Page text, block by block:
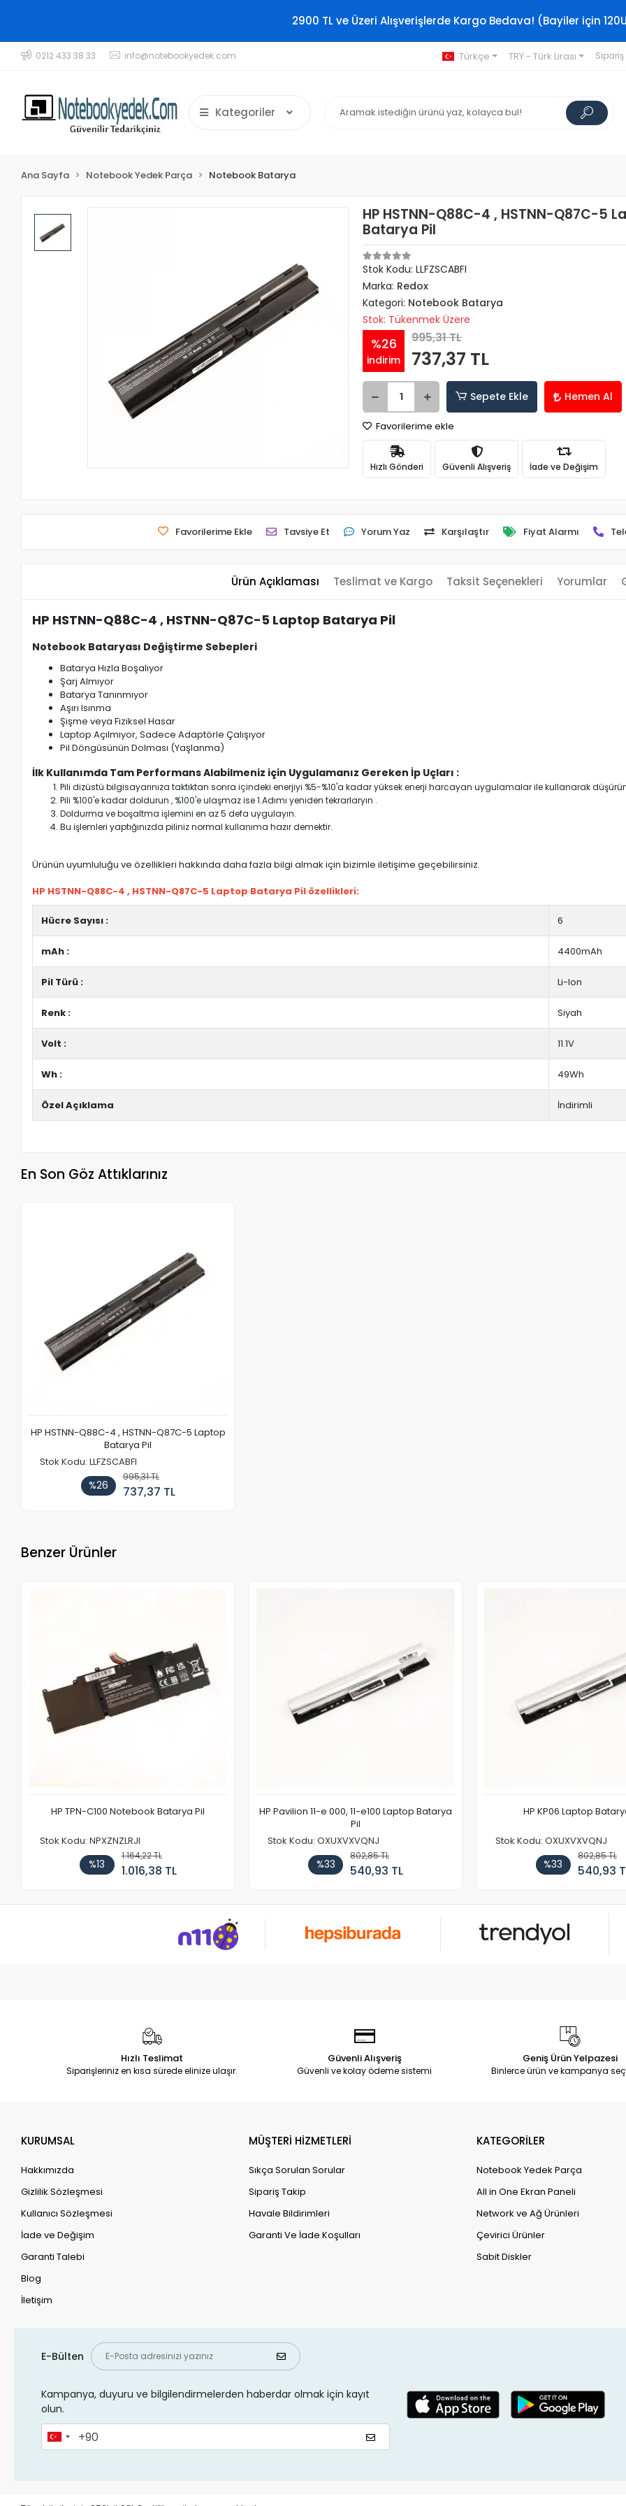
2900 TL ve Üzeri Alışverişlerde Kargo Bedava! (Bayiler için
0212 433 38 33 info@notebookyedek.com Türkçe TRY - Türk Lirası
Kategoriler
Ana Sayfa Notebook Yedek Parça Notebook Batarya
HP HSTNN-Q88C-4 , HSTNN-Q87C-5
Batarya Pil
Stok Kodu: LLFZSCABFI
Marka: Redox
Kategori: Notebook Batarya
Stok: Tükenmek Üzere
%26
indirim
995,31 TL
737,37 TL
Sepete Ekle Hemen Al
Favorilerime ekle
Hızlı Gönderi Güvenli Alışveriş İade ve Değişim
Favorilerime Ekle Tavsiye Et Yorum Yaz Karşılaştır Fiyat Alarmı
Ürün Açıklaması Teslimat ve Kargo Taksit Seçenekleri Yorumlar
HP HSTNN-Q88C-4 , HSTNN-Q87C-5 Laptop Batarya Pil
Notebook Bataryası Değiştirme Sebepleri
Batarya Hızla Boşalıyor
Şarj Almıyor
Batarya Tanınmıyor
Aşırı Isınma
Şişme veya Fiziksel Hasar
Laptop Açılmıyor, Sadece Adaptörle Çalışıyor
Pil Döngüsünün Dolması (Yaşlanma)
İlk Kullanımda Tam Performans Alabilmeniz için Uygulamanız Gereken İp Uçları :
Pili dizüstü bilgisayarınıza taktıktan sonra içindeki enerjiyi %5-%10'a kadar yüksek enerji harcayan uygulamalar ile kullanarak
Pili %100'e kadar doldurun , %100'e ulaşmaz ise 1.Adımı yeniden tekrarlaryın .
Doldurma ve boşaltma işlemini en az 5 defa uygulayın.
Bu işlemleri yaptığınızda piliniz normal kullanıma hazır demektir.
Ürünün uyumluluğu ve özellikleri hakkında daha fazla bilgi almak için bizimle iletişime geçebilirsiniz.
HP HSTNN-Q88C-4 , HSTNN-Q87C-5 Laptop Batarya Pil özellikleri:
Hücre Sayısı : 6
mAh : 4400mAh
Pil Türü : Li-Ion
Renk : Siyah
Volt : 11.1V
Wh : 49Wh
Özel Açıklama İndirimli
En Son Göz Attıklarınız
HP HSTNN-Q88C-4 , HSTNN-Q87C-5 Laptop
Batarya Pil
Stok Kodu: LLFZSCABFI
%26
995,31 TL
737,37 TL
Benzer Ürünler
HP TPN-C100 Notebook Batarya Pil
Stok Kodu: NPXZNZLRJI
%13
1.164,22 TL
1.016,38 TL
HP Pavilion 11-e 000, 11-e100 Laptop Batarya
Pil
Stok Kodu: OXUXVXVQNJ
%33
802,85 TL
540,93 TL
HP KP06 Laptop
Stok Kodu: OXUXVXVQNJ
%33
802,85 TL
540,93
Hızlı Teslimat
Siparişleriniz en kısa sürede elinize ulaşır.
Güvenli Alışveriş
Güvenli ve kolay ödeme sistemi
Geniş Ürün Yelpazesi
Binlerce ürün ve kampanya
KURUMSAL
Hakkımızda
Gizlilik Sözleşmesi
Kullanıcı Sözleşmesi
İade ve Değişim
Garanti Talebi
Blog
İletişim
MÜŞTERİ HİZMETLERİ
Sıkça Sorulan Sorular
Sipariş Takip
Havale Bildirimleri
Garanti Ve İade Koşulları
KATEGORİLER
Notebook Yedek Parça
All in One Ekran Paneli
Network ve Ağ Ürünleri
Çevirici Ürünler
Sabit Diskler
E-Bülten
Kampanya, duyuru ve bilgilendirmelerden haberdar olmak için kayıt
olun.